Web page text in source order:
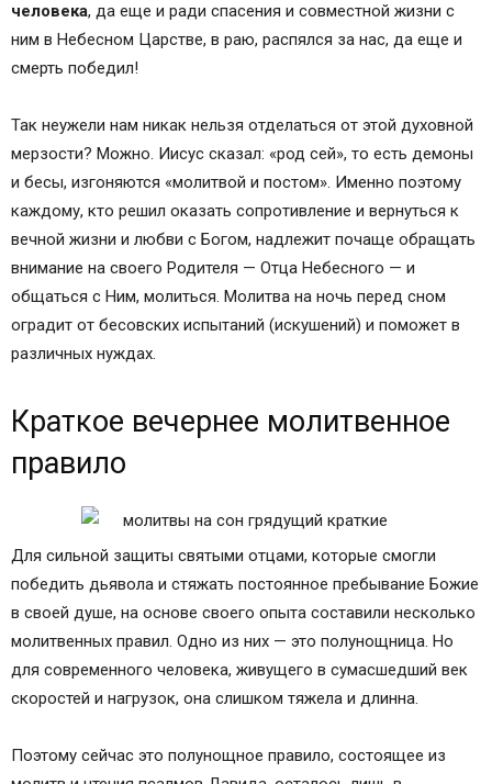
человека, да еще и ради спасения и совместной жизни с
ним в Небесном Царстве, в раю, распялся за нас, да еще и
смерть победил!
Так неужели нам никак нельзя отделаться от этой духовной
мерзости? Можно. Иисус сказал: «род сей», то есть демоны
и бесы, изгоняются «молитвой и постом». Именно поэтому
каждому, кто решил оказать сопротивление и вернуться к
вечной жизни и любви с Богом, надлежит почаще обращать
внимание на своего Родителя — Отца Небесного — и
общаться с Ним, молиться. Молитва на ночь перед сном
оградит от бесовских испытаний (искушений) и поможет в
различных нуждах.
Краткое вечернее молитвенное
правило
Для сильной защиты святыми отцами, которые смогли
победить дьявола и стяжать постоянное пребывание Божие
в своей душе, на основе своего опыта составили несколько
молитвенных правил. Одно из них — это полунощница. Но
для современного человека, живущего в сумасшедший век
скоростей и нагрузок, она слишком тяжела и длинна.
Поэтому сейчас это полунощное правило, состоящее из